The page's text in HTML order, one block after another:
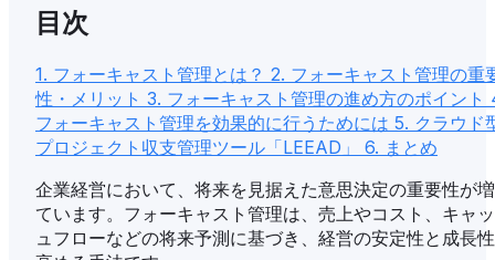
目次
1. フォーキャスト管理とは？ 2. フォーキャスト管理の重
性・メリット 3. フォーキャスト管理の進め方のポイント
フォーキャスト管理を効果的に行うためには 5. クラウド
プロジェクト収支管理ツール「LEEAD」 6. まとめ
企業経営において、将来を見据えた意思決定の重要性が
ています。フォーキャスト管理は、売上やコスト、キャ
ュフローなどの将来予測に基づき、経営の安定性と成長